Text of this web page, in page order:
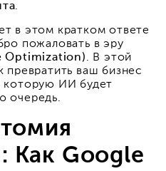
.
в этом кратком ответе
пожаловать в эру
Optimization). В этой
превратить ваш бизнес
которую ИИ будет
очередь.
Как Google